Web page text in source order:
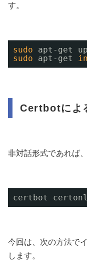
す。
sudo
apt-get
sudo
apt-get
Certbotによ
非対話形式であれば
certbot certonly
今回は、次の方法で
します。